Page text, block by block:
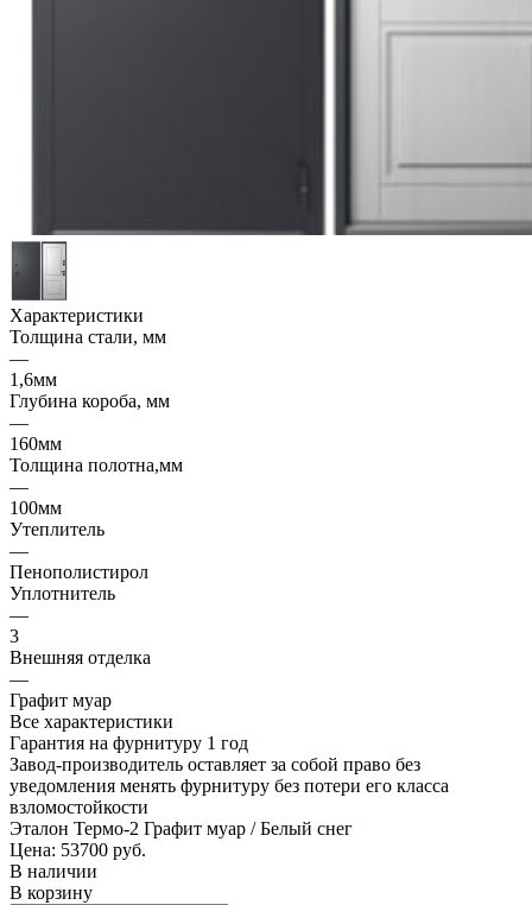
Характеристики
Толщина стали, мм
—
1,6мм
Глубина короба, мм
—
160мм
Толщина полотна,мм
—
100мм
Утеплитель
—
Пенополистирол
Уплотнитель
—
3
Внешняя отделка
—
Графит муар
Все характеристики
Гарантия на фурнитуру 1 год
Завод-производитель оставляет за собой право без
уведомления менять фурнитуру без потери его класса
взломостойкости
Эталон Термо-2 Графит муар / Белый снег
Цена: 53700 руб.
В наличии
В корзину